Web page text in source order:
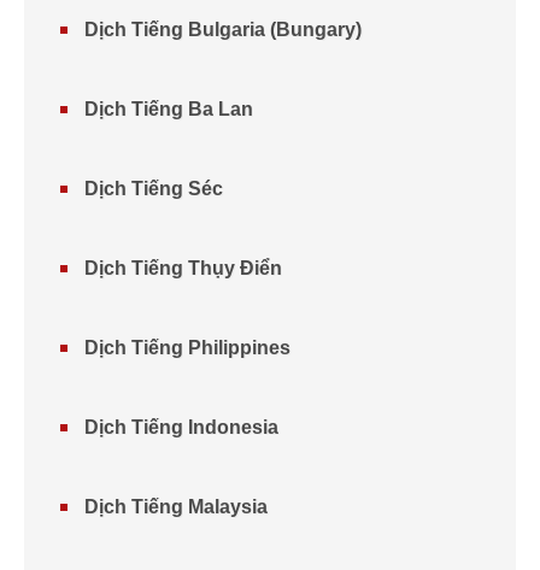
Dịch Tiếng Bulgaria (Bungary)
Dịch Tiếng Ba Lan
Dịch Tiếng Séc
Dịch Tiếng Thụy Điển
Dịch Tiếng Philippines
Dịch Tiếng Indonesia
Dịch Tiếng Malaysia